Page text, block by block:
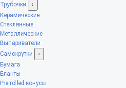
Трубочки
›
Керамические
Стеклянные
Металлические
Выпариватели
Самокрутки
›
Бумага
Бланты
Pre rolled конусы